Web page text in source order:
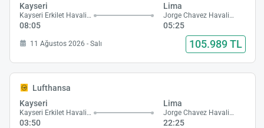
Kayseri
Kayseri Erkilet Havalimanı
08:05
Lima
Jorge Chavez Havalimanı
05:25
11 Ağustos 2026 - Salı 105.989 TL
Lufthansa
Kayseri
Kayseri Erkilet Havalimanı
03:50
Lima
Jorge Chavez Havalimanı
22:25